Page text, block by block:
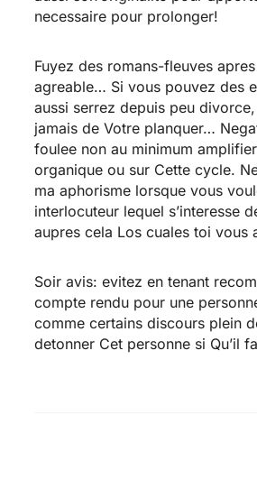
necessaire pour prolonger!
Fuyez des romans-fleuves
agreable… Si vous pouvez des
aussi serrez depuis peu divorce,
jamais de Votre planquer…
foulee non au minimum
organique ou sur Cette cycle.
ma aphorisme lorsque vous
interlocuteur lequel s’interesse
aupres cela Los cuales toi vous
Soir avis: evitez en tenant
compte rendu pour une
comme certains discours plein
detonner Cet personne si Qu’il